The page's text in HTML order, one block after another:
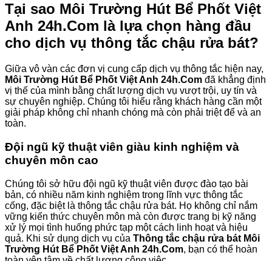
Tại sao Môi Trường Hút Bể Phốt Việt
Anh 24h.Com là lựa chọn hàng đầu
cho dịch vụ thông tắc chậu rửa bát?
Giữa vô vàn các đơn vị cung cấp dịch vụ thông tắc hiện nay,
Môi Trường Hút Bể Phốt Việt Anh 24h.Com đã khẳng định
vị thế của mình bằng chất lượng dịch vụ vượt trội, uy tín và
sự chuyên nghiệp. Chúng tôi hiểu rằng khách hàng cần một
giải pháp không chỉ nhanh chóng mà còn phải triệt để và an
toàn.
Đội ngũ kỹ thuật viên giàu kinh nghiệm và
chuyên môn cao
Chúng tôi sở hữu đội ngũ kỹ thuật viên được đào tạo bài
bản, có nhiều năm kinh nghiệm trong lĩnh vực thông tắc
cống, đặc biệt là thông tắc chậu rửa bát. Họ không chỉ nắm
vững kiến thức chuyên môn mà còn được trang bị kỹ năng
xử lý mọi tình huống phức tạp một cách linh hoạt và hiệu
quả. Khi sử dụng dịch vụ của Thông tắc chậu rửa bát Môi
Trường Hút Bể Phốt Việt Anh 24h.Com, bạn có thể hoàn